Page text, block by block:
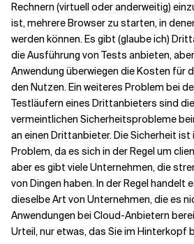
Rechnern (virtuell oder anderweitig)
ist, mehrere Browser zu starten, in
werden können. Es gibt (glaube ich)
die Ausführung von Tests anbieten,
Anwendung überwiegen die Kosten für
den Nutzen. Ein weiteres Problem bei
Testläufern eines Drittanbieters sind
vermeintlichen Sicherheitsprobleme
an einen Drittanbieter. Die Sicherheit ist
Problem, da es sich in der Regel um
aber es gibt viele Unternehmen, die
von Dingen haben. In der Regel handelt
dieselbe Art von Unternehmen, die es
Anwendungen bei Cloud-Anbietern
Urteil, nur etwas, das Sie im Hinterkopf